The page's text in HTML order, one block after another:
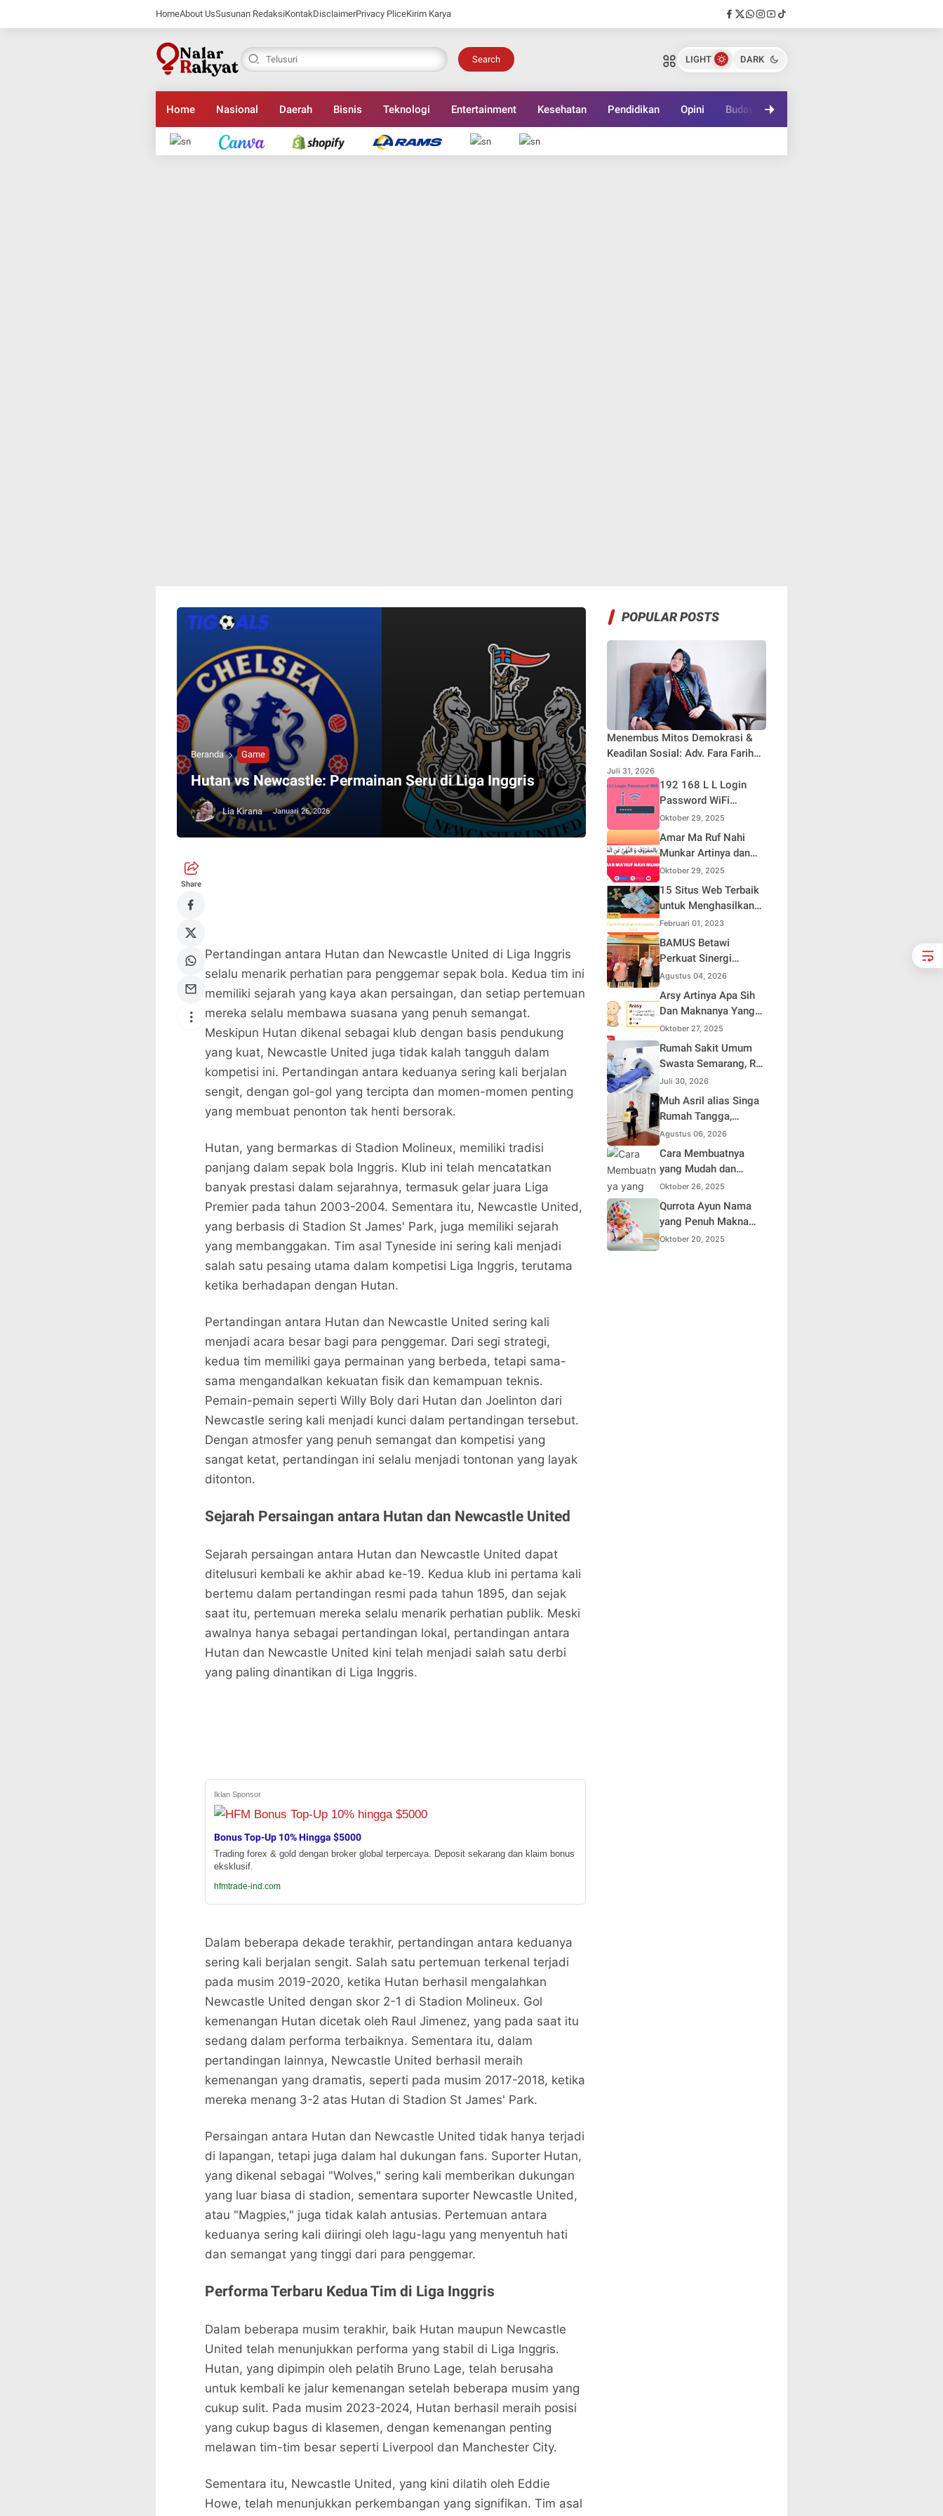
HomeAbout UsSusunan RedaksiKontakDisclaimerPrivacy PliceKirim Karya
Search LIGHT DARK
Home Nasional Daerah Bisnis Teknologi Entertainment Kesehatan Pendidikan Opini Budaya
Beranda Game
Hutan vs Newcastle: Permainan Seru di Liga Inggris
Lia Kirana Januari 26, 2026
Share
Hutan vs Newcastle: Permainan Seru di Liga
Bagikan ke media lain
Pertandingan antara Hutan dan Newcastle United di Liga Inggris
selalu menarik perhatian para penggemar sepak bola. Kedua tim ini
memiliki sejarah yang kaya akan persaingan, dan setiap pertemuan
mereka selalu membawa suasana yang penuh semangat.
Meskipun Hutan dikenal sebagai klub dengan basis pendukung
yang kuat, Newcastle United juga tidak kalah tangguh dalam
kompetisi ini. Pertandingan antara keduanya sering kali berjalan
sengit, dengan gol-gol yang tercipta dan momen-momen penting
yang membuat penonton tak henti bersorak.
Hutan, yang bermarkas di Stadion Molineux, memiliki tradisi
panjang dalam sepak bola Inggris. Klub ini telah mencatatkan
banyak prestasi dalam sejarahnya, termasuk gelar juara Liga
Premier pada tahun 2003-2004. Sementara itu, Newcastle United,
yang berbasis di Stadion St James' Park, juga memiliki sejarah
yang membanggakan. Tim asal Tyneside ini sering kali menjadi
salah satu pesaing utama dalam kompetisi Liga Inggris, terutama
ketika berhadapan dengan Hutan.
Pertandingan antara Hutan dan Newcastle United sering kali
menjadi acara besar bagi para penggemar. Dari segi strategi,
kedua tim memiliki gaya permainan yang berbeda, tetapi sama-
sama mengandalkan kekuatan fisik dan kemampuan teknis.
Pemain-pemain seperti Willy Boly dari Hutan dan Joelinton dari
Newcastle sering kali menjadi kunci dalam pertandingan tersebut.
Dengan atmosfer yang penuh semangat dan kompetisi yang
sangat ketat, pertandingan ini selalu menjadi tontonan yang layak
ditonton.
Sejarah Persaingan antara Hutan dan Newcastle United
Sejarah persaingan antara Hutan dan Newcastle United dapat
ditelusuri kembali ke akhir abad ke-19. Kedua klub ini pertama kali
bertemu dalam pertandingan resmi pada tahun 1895, dan sejak
saat itu, pertemuan mereka selalu menarik perhatian publik. Meski
awalnya hanya sebagai pertandingan lokal, pertandingan antara
Hutan dan Newcastle United kini telah menjadi salah satu derbi
yang paling dinantikan di Liga Inggris.
Iklan Sponsor
Bonus Top-Up 10% Hingga $5000
Trading forex & gold dengan broker global terpercaya. Deposit sekarang dan klaim bonus
eksklusif.
hfmtrade-ind.com
Dalam beberapa dekade terakhir, pertandingan antara keduanya
sering kali berjalan sengit. Salah satu pertemuan terkenal terjadi
pada musim 2019-2020, ketika Hutan berhasil mengalahkan
Newcastle United dengan skor 2-1 di Stadion Molineux. Gol
kemenangan Hutan dicetak oleh Raul Jimenez, yang pada saat itu
sedang dalam performa terbaiknya. Sementara itu, dalam
pertandingan lainnya, Newcastle United berhasil meraih
kemenangan yang dramatis, seperti pada musim 2017-2018, ketika
mereka menang 3-2 atas Hutan di Stadion St James' Park.
Persaingan antara Hutan dan Newcastle United tidak hanya terjadi
di lapangan, tetapi juga dalam hal dukungan fans. Suporter Hutan,
yang dikenal sebagai "Wolves," sering kali memberikan dukungan
yang luar biasa di stadion, sementara suporter Newcastle United,
atau "Magpies," juga tidak kalah antusias. Pertemuan antara
keduanya sering kali diiringi oleh lagu-lagu yang menyentuh hati
dan semangat yang tinggi dari para penggemar.
Performa Terbaru Kedua Tim di Liga Inggris
Dalam beberapa musim terakhir, baik Hutan maupun Newcastle
United telah menunjukkan performa yang stabil di Liga Inggris.
Hutan, yang dipimpin oleh pelatih Bruno Lage, telah berusaha
untuk kembali ke jalur kemenangan setelah beberapa musim yang
cukup sulit. Pada musim 2023-2024, Hutan berhasil meraih posisi
yang cukup bagus di klasemen, dengan kemenangan penting
melawan tim-tim besar seperti Liverpool dan Manchester City.
Sementara itu, Newcastle United, yang kini dilatih oleh Eddie
Howe, telah menunjukkan perkembangan yang signifikan. Tim asal
Hutan vs Newcastle: Permainan Seru di Liga
Bagikan ke media lain
POPULAR POSTS
Menembus Mitos Demokrasi &
Keadilan Sosial: Adv. Fara Fariha
Rodliyana Soroti Distorsi Simpati
Publik dan Aksi Main Hakim
Sendiri
Juli 31, 2026
192 168 L L Login
Password WiFi
Indihome Terbaru
2025
Oktober 29, 2025
Amar Ma Ruf Nahi
Munkar Artinya dan
Maknanya dalam
Islam
Oktober 29, 2025
15 Situs Web Terbaik
untuk Menghasilkan
Uang Online
Februari 01, 2023
BAMUS Betawi
Perkuat Sinergi
dengan Polda Metro
Jaya, Tegaskan
Komitmen Menjaga
Jakarta Aman, Damai,
dan Kondusif Jelang
HUT ke-81 Republik
Indonesia
Agustus 04, 2026
Arsy Artinya Apa Sih
Dan Maknanya Yang
Mendalam
Oktober 27, 2025
Rumah Sakit Umum
Swasta Semarang, RS
Samsoe Hidajat
Perluas Layanan
Kesehatan
Juli 30, 2026
Muh Asril alias Singa
Rumah Tangga,
Kreator Kocak yang
Jago Bikin Kisah
Suami Takut Istri Jadi
Hiburan
Agustus 06, 2026
Cara Membuatnya
yang Mudah dan
Efisien untuk Pemula
Oktober 26, 2025
Qurrota Ayun Nama
yang Penuh Makna
dalam Kehidupan
Oktober 20, 2025